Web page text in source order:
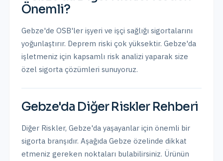
Önemli?
Gebze'de OSB'ler işyeri ve işçi sağlığı sigortalarını
yoğunlaştırır. Deprem riski çok yüksektir. Gebze'da
işletmeniz için kapsamlı risk analizi yaparak size
özel sigorta çözümleri sunuyoruz.
Gebze'da Diğer RisklerRehberi
Diğer Riskler, Gebze'da yaşayanlar için önemli bir
sigorta branşıdır. Aşağıda Gebze özelinde dikkat
etmeniz gereken noktaları bulabilirsiniz. Ürünün